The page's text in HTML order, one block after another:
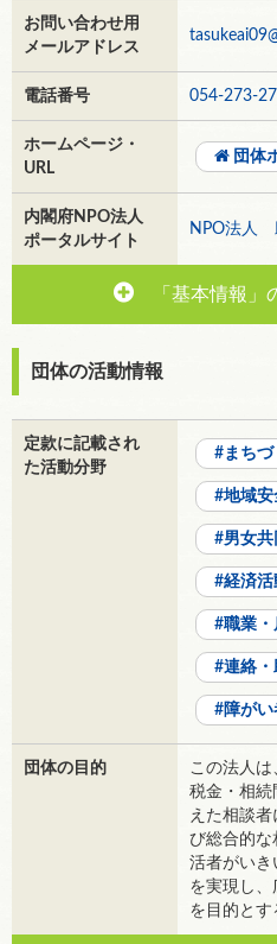
お問い合わせ用
メールアドレス
電話番号 054-273-
ホームページ・
URL
団体
内閣府NPO法人
ポータルサイト
NPO法人
「基本情報」
団体の活動情報
定款に記載され
た活動分野
まちづ
地域安
男女
経済活
職業・
連絡・
障がい
団体の目的
この法人は
税金・相続
えた相談
び総合的な
活者がいき
を実現し、
を目的とす